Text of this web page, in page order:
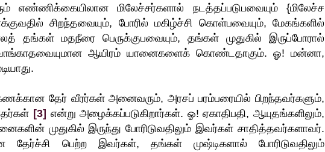
மிலேச்சர்களால் நடத்தப்படுபவையும் {மிலேச்ச
சிறந்தவையும், போரில் மகிழ்ச்சி கொள்பவையும், மேகங்களில்
தங்கள் மதநீரை பெருக்குபவையும், தங்கள் முதுகில் இருப்போரால்
ஆயிரம் யானைகளைக் கொண்டதாகும். ஓ! மன்னா,
தேர் வீரர்கள் அனைவரும், அரசப் பரம்பரையில் பிறந்தவர்களும்,
[3] என்று அழைக்கப்படுகிறார்கள். ஓ! ஏகாதிபதி, ஆயுதங்களிலும்,
முதுகில் இருந்து போரிடுவதிலும் இவர்கள் சாதித்தவர்களாவர்.
தேர்ச்சி பெற்ற இவர்கள், தங்கள் முஷ்டிகளால் போரிடுவதிலும்